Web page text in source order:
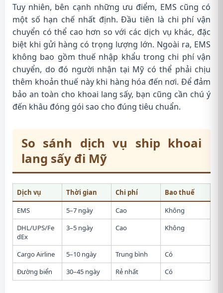
Tuy nhiên, bên cạnh những ưu điểm, EMS cũng có
một số hạn chế nhất định. Đầu tiên là chi phí vận
chuyển có thể cao hơn so với các dịch vụ khác, đặc
biệt khi gửi hàng có trọng lượng lớn. Ngoài ra, EMS
không bao gồm thuế nhập khẩu trong chi phí vận
chuyển, do đó người nhận tại Mỹ có thể phải chịu
thêm khoản thuế này khi hàng hóa đến nơi. Để đảm
bảo an toàn cho khoai lang sấy, bạn cũng cần chú ý
đến khâu đóng gói sao cho đúng tiêu chuẩn.
So sánh dịch vụ ship khoai
lang sấy đi Mỹ
Dịch vụ Thời gian Chi phí
Bao thuế
EMS
5–7 ngày Cao
Không
DHL/UPS/Fe
dEx
3–5 ngày Cao Không
Cargo Airline 5–10 ngày Trung bình
Có
Đường biển
30–45 ngày Rẻ nhất Có